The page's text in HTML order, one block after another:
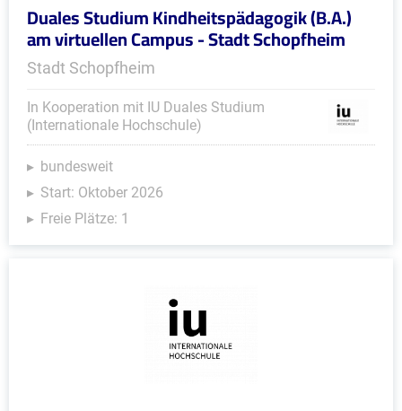
Duales Studium Kindheitspädagogik (B.A.)
am virtuellen Campus - Stadt Schopfheim
Stadt Schopfheim
In Kooperation mit IU Duales Studium
(Internationale Hochschule)
bundesweit
Start: Oktober 2026
Freie Plätze: 1